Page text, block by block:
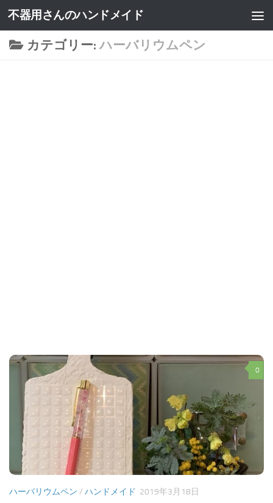
不器用さんのハンドメイド
カテゴリー:ハーバリウムペン
0
ハーバリウムペン / ハンドメイド 2019年3月18日